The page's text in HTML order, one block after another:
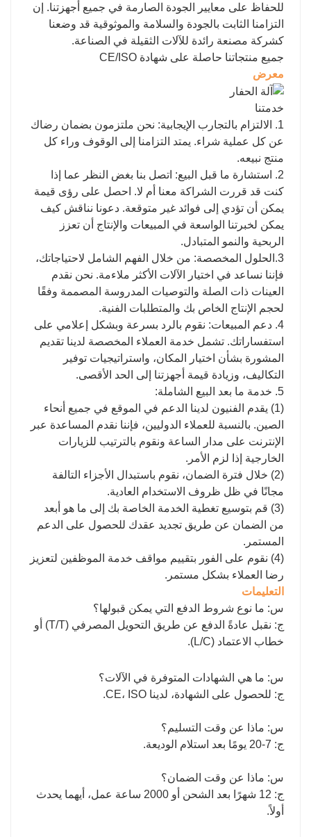
للحفاظ على معايير الجودة الصارمة في جميع أجهزتنا. إن
التزامنا الثابت بالجودة والسلامة والموثوقية قد وضعنا
كشركة مصنعة رائدة للآلات الثقيلة في الصناعة.
جميع منتجاتنا حاصلة على شهادة CE/ISO
معرض
خدمتنا
1. الالتزام بالتجارب الإيجابية: نحن ملتزمون بضمان رضاك
​​عن كل عملية شراء. يمتد التزامنا إلى الوقوف وراء كل
منتج نبيعه.
2. استشارة ما قبل البيع: اتصل بنا بغض النظر عما إذا
كنت قد قررت الشراكة معنا أم لا. احصل على رؤى قيمة
يمكن أن تؤدي إلى فوائد غير متوقعة. دعونا نناقش كيف
يمكن لخبرتنا الواسعة في المبيعات والإنتاج أن تعزز
الربحية والنمو المتبادل.
3.الحلول المخصصة: من خلال الفهم الشامل لاحتياجاتك،
فإننا نساعد في اختيار الآلات الأكثر ملاءمة. نحن نقدم
العينات ذات الصلة والتوصيات المدروسة المصممة وفقًا
لحجم الإنتاج الخاص بك والمتطلبات الفنية.
4. دعم المبيعات: نقوم بالرد بسرعة وبشكل إعلامي على
استفساراتك. تشمل خدمة العملاء المخصصة لدينا تقديم
المشورة بشأن اختيار المكان، واستراتيجيات توفير
التكاليف، وزيادة قيمة أجهزتنا إلى الحد الأقصى.
5. خدمة ما بعد البيع الشاملة:
(1) يقدم الفنيون لدينا الدعم في الموقع في جميع أنحاء
الصين. بالنسبة للعملاء الدوليين، فإننا نقدم المساعدة عبر
الإنترنت على مدار الساعة ونقوم بالترتيب للزيارات
الخارجية إذا لزم الأمر.
(2) خلال فترة الضمان، نقوم باستبدال الأجزاء التالفة
مجانًا في ظل ظروف الاستخدام العادية.
(3) قم بتوسيع تغطية الخدمة الخاصة بك إلى ما هو أبعد
من الضمان عن طريق تجديد عقدك للحصول على الدعم
المستمر.
(4) نقوم على الفور بتقييم مواقف خدمة الموظفين لتعزيز
رضا العملاء بشكل مستمر.
التعليمات
س: ما نوع شروط الدفع التي يمكن قبولها؟
ج: نقبل عادةً الدفع عن طريق التحويل المصرفي (T/T) أو
خطاب الاعتماد (L/C).
س: ما هي الشهادات المتوفرة في الآلات؟
ج: للحصول على الشهادة، لدينا CE، ISO.
س: ماذا عن وقت التسليم؟
ج: 7-20 يومًا بعد استلام الوديعة.
س: ماذا عن وقت الضمان؟
ج: 12 شهرًا بعد الشحن أو 2000 ساعة عمل، أيهما يحدث
أولاً.